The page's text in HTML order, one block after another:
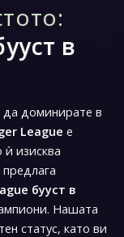
в
да доминирате в
League е
изисква
бууст в
Нашата
статус, като ви